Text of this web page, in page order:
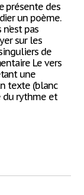
présente des
un poème.
pas
sur les
de
Le vers
une
texte (blanc
du rythme et